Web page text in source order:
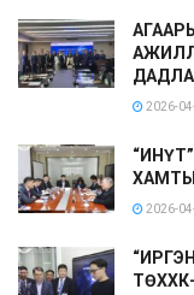
2026-
2026-